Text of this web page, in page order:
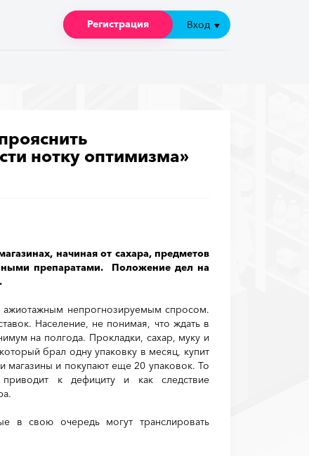
Регистрация Вход
Регистрация Вход
нотку оптимизма»
начиная от сахара, предметов
препаратами. Положение дел на
ажиотажным непрогнозируемым спросом.
Население, не понимая, что ждать в
на полгода. Прокладки, сахар, муку и
брал одну упаковку в месяц, купит
магазины и покупают еще 20 упаковок. То
к дефициту и как следствие
в свою очередь могут транслировать